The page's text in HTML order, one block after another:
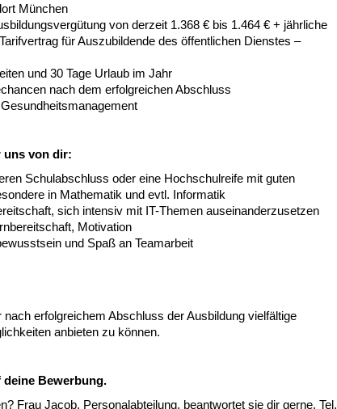
München
von derzeit 1.368 € bis 1.464 € + jährliche
für Auszubildende des öffentlichen Dienstes –
und 30 Tage Urlaub im Jahr
nach dem erfolgreichen Abschluss
uns von dir:
Schulabschluss oder eine Hochschulreife mit guten
in Mathematik und evtl. Informatik
sich intensiv mit IT-Themen auseinanderzusetzen
Motivation
und Spaß an Teamarbeit
nach erfolgreichem Abschluss der Ausbildung vielfältige
anbieten zu können.
Bewerbung.
Frau Jacob, Personalabteilung, beantwortet sie dir gerne. Tel.